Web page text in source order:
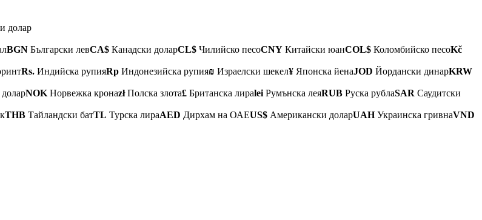
долар
BGN Български левCA$ Канадски доларCL$ Чилийско песоCNY Китайски юанCOL$ Коломбийско песоKč
Rs. Индийска рупияRp Индонезийска рупия₪ Израелски шекел¥ Японска йенаJOD Йордански динарKRW
NOK Норвежка кронаzłПолска злота£ Британска лираlei Румънска леяRUB Руска рублаSAR Саудитски
THB Тайландски батTL Турска лираAED Дирхам на ОАЕUS$ Американски доларUAHУкраинска гривнаVND